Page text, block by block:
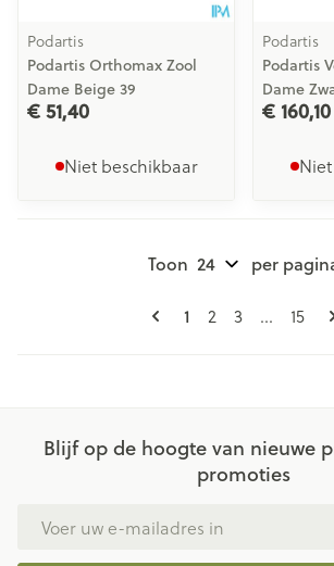
Podartis
Podartis Orthomax Zool
Dame Beige 39
€ 51,40
Niet beschikbaar
Podartis
Podartis
Dame
€ 160,10
Pagina's
U lees momenteel
1 Pagina
2 Pagina
3 ... 15
Toon per
Blijf op de hoogte van nieuwe
promoties